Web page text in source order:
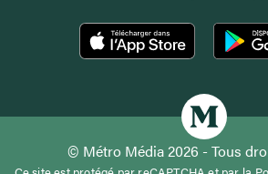
© Métro Média 2026 - Tous